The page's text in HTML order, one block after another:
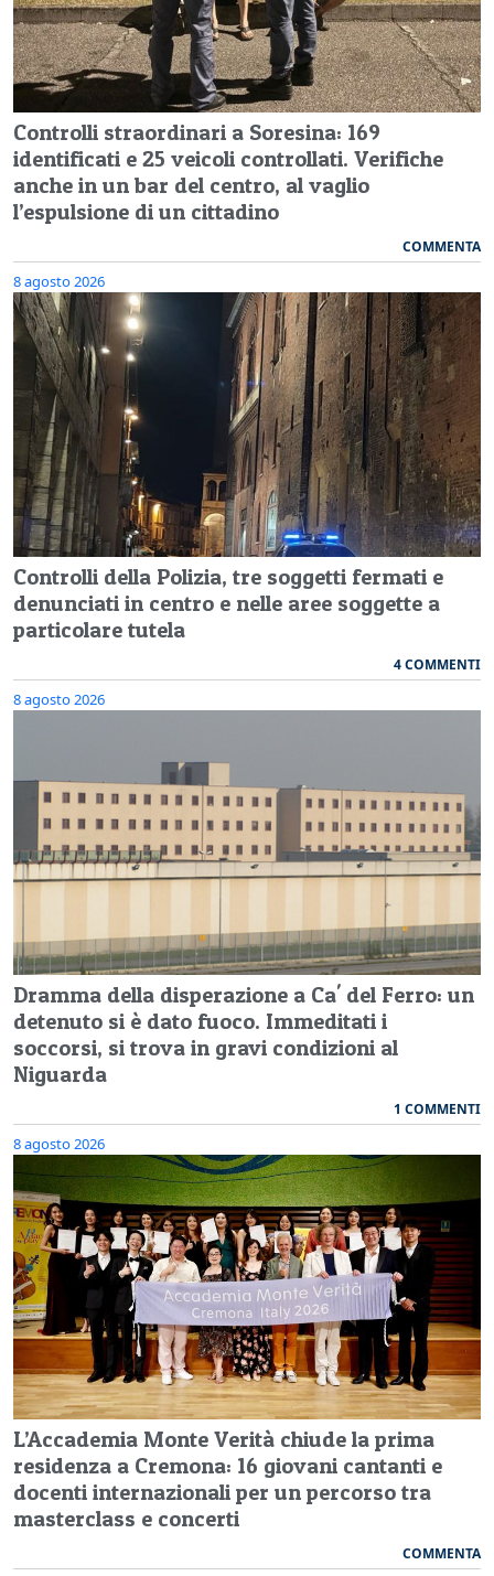
Controlli straordinari a Soresina: 169
identificati e 25 veicoli controllati. Verifiche
anche in un bar del centro, al vaglio
l’espulsione di un cittadino
COMMENTA
8 agosto 2026
Controlli della Polizia, tre soggetti fermati e
denunciati in centro e nelle aree soggette a
particolare tutela
4 COMMENTI
8 agosto 2026
Dramma della disperazione a Ca' del Ferro: un
detenuto si è dato fuoco. Immeditati i
soccorsi, si trova in gravi condizioni al
Niguarda
1 COMMENTI
8 agosto 2026
L’Accademia Monte Verità chiude la prima
residenza a Cremona: 16 giovani cantanti e
docenti internazionali per un percorso tra
masterclass e concerti
COMMENTA